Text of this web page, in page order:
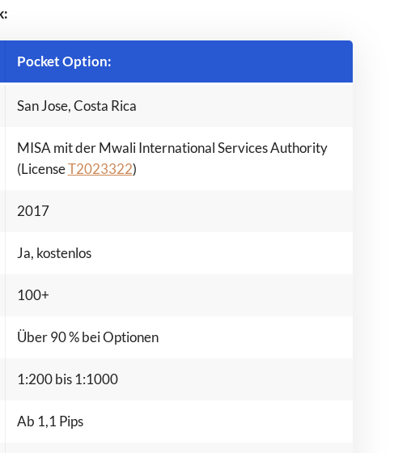
0.0
Futures
Pocket Option:
San Jose, Costa Rica
MISA mit der Mwali International Services Authority
(LicenseT2023322)
2017
Ja, kostenlos
100+
Über 90 % bei Optionen
1:200 bis 1:1000
Ab 1,1 Pips